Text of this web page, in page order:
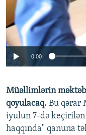
0:00
Müəllimlərin
qoyulacaq. Bu qərar
iyulun 7-də
haqqında" qanuna